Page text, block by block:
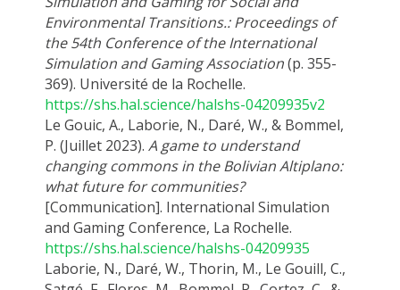
Environmental Transitions.: Proceedings of
the 54th Conference of the International
Simulation and Gaming Association(p. 355-
369). Université de la Rochelle.
https://shs.hal.science/halshs-04209935v2
Le Gouic, A., Laborie, N., Daré, W., & Bommel,
P. (Juillet 2023). A game to understand
changing commons in the Bolivian Altiplano:
what future for communities?
[Communication]. International Simulation
and Gaming Conference, La Rochelle.
https://shs.hal.science/halshs-04209935
Laborie, N., Daré, W., Thorin, M., Le Gouill, C.,